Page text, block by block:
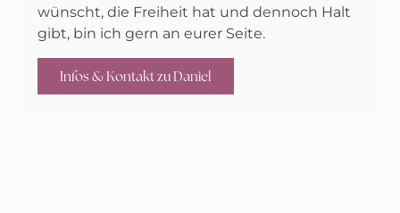
wünscht, die Freiheit hat und dennoch Halt
gibt, bin ich gern an eurer Seite.
Infos & Kontakt zu Daniel